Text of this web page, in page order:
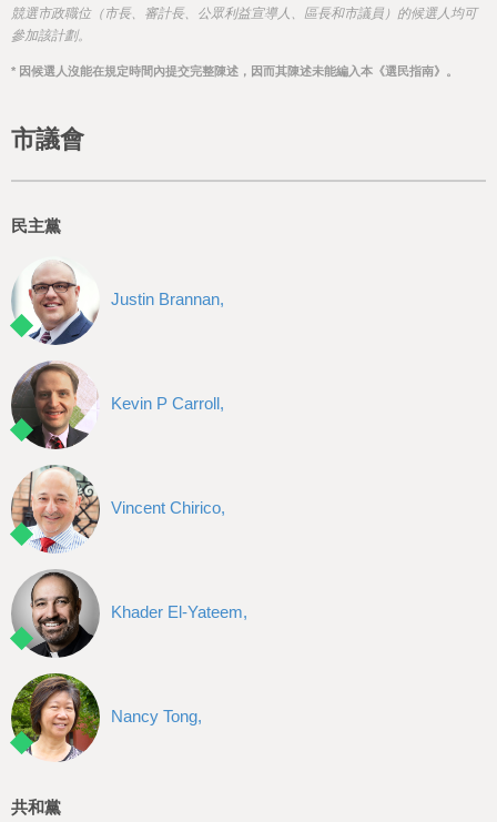
h
e
競選市政職位（市長、審計長、公眾利益宣導人、區長和市議員）的候選人均可
參加該計劃。
* 因候選人沒能在規定時間內提交完整陳述，因而其陳述未能編入本《選民指南》。
市議會
民主黨
Justin Brannan,
Kevin P Carroll,
Vincent Chirico,
Khader El-Yateem,
Nancy Tong,
共和黨